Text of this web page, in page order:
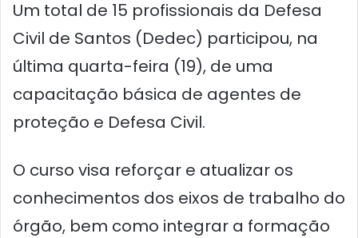
Um total de 15 profissionais da Defesa
Civil de Santos (Dedec) participou, na
última quarta-feira (19), de uma
capacitação básica de agentes de
proteção e Defesa Civil.
O curso visa reforçar e atualizar os
conhecimentos dos eixos de trabalho do
órgão, bem como integrar a formação